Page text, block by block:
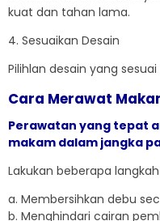
kuat dan tahan lama.
4. Sesuaikan Desain
Pilihlan desain yang
Cara Merawat
Perawatan yang tepat
makam dalam jangka
Lakukan beberapa
a. Membersihkan debu
b. Menghindari cairan